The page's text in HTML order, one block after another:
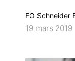
FO Schneider
19 mars 2019